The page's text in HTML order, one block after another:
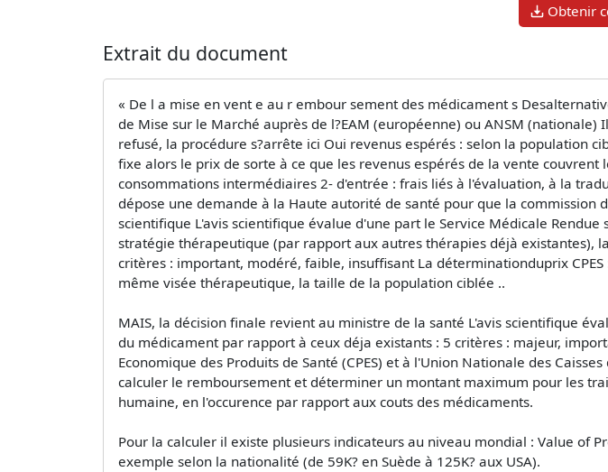
Obtenir
Extrait du document
« De l a mise en vent e au r embour sement des médicament s
de Mise sur le Marché auprès de l?EAM (européenne) ou ANSM
refusé, la procédure s?arrête ici Oui revenus espérés : selon la population
fixe alors le prix de sorte à ce que les revenus espérés de la vente couvrent
consommations intermédiaires 2- d'entrée : frais liés à l'évaluation, à la
dépose une demande à la Haute autorité de santé pour que la
scientifique L'avis scientifique évalue d'une part le Service Médicale
stratégie thérapeutique (par rapport aux autres thérapies déjà
critères : important, modéré, faible, insuffisant La déterminationduprix
même visée thérapeutique, la taille de la population ciblée ..
MAIS, la décision finale revient au ministre de la santé L'avis scientifique
du médicament par rapport à ceux déja existants : 5 critères : majeur,
Economique des Produits de Santé (CPES) et à l'Union Nationale des
calculer le remboursement et déterminer un montant maximum pour les
humaine, en l'occurence par rapport aux couts des médicaments.
Pour la calculer il existe plusieurs indicateurs au niveau mondial : Value of
exemple selon la nationalité (de 59K? en Suède à 125K? aux USA).